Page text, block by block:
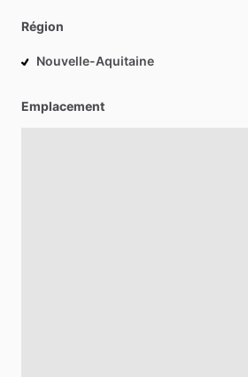
Région
Nouvelle-Aquitaine
Emplacement